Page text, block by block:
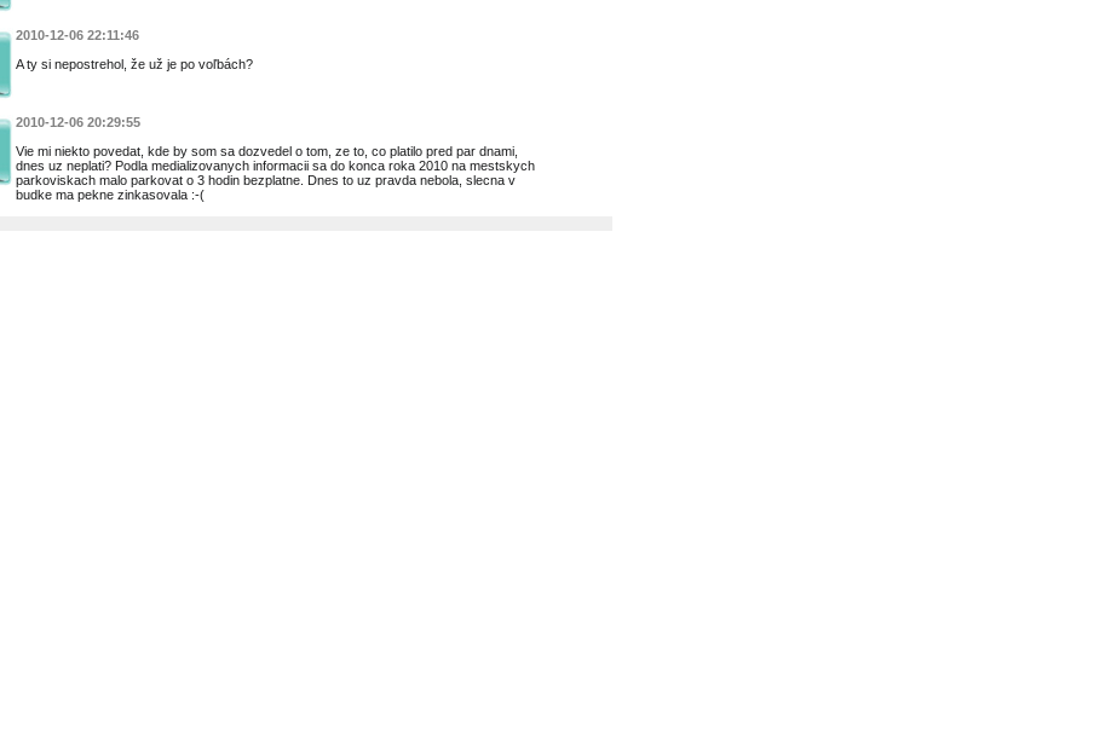
2010-12-06 22:11:46
A ty si nepostrehol, že už je po voľbách?
2010-12-06 20:29:55
Vie mi niekto povedat, kde by som sa dozvedel o tom, ze to, co platilo pred par dnami,
dnes uz neplati? Podla medializovanych informacii sa do konca roka 2010 na mestskych
parkoviskach malo parkovat o 3 hodin bezplatne. Dnes to uz pravda nebola, slecna v
budke ma pekne zinkasovala :-(